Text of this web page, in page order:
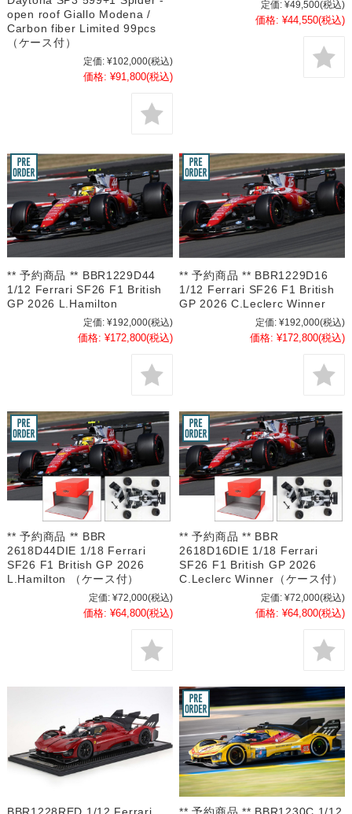
open roof Giallo Modena /
Carbon fiber Limited 99pcs
（ケース付）
定価: ¥102,000(税込)
価格: ¥91,800(税込)
定価: ¥49,500(税込)
価格: ¥44,550(税込)
** 予約商品 ** BBR1229D44
1/12 Ferrari SF26 F1 British
GP 2026 L.Hamilton
定価: ¥192,000(税込)
価格: ¥172,800(税込)
** 予約商品 ** BBR1229D16
1/12 Ferrari SF26 F1 British
GP 2026 C.Leclerc Winner
定価: ¥192,000(税込)
価格: ¥172,800(税込)
** 予約商品 ** BBR
2618D44DIE 1/18 Ferrari
SF26 F1 British GP 2026
L.Hamilton （ケース付）
定価: ¥72,000(税込)
価格: ¥64,800(税込)
** 予約商品 ** BBR
2618D16DIE 1/18 Ferrari
SF26 F1 British GP 2026
C.Leclerc Winner（ケース付）
定価: ¥72,000(税込)
価格: ¥64,800(税込)